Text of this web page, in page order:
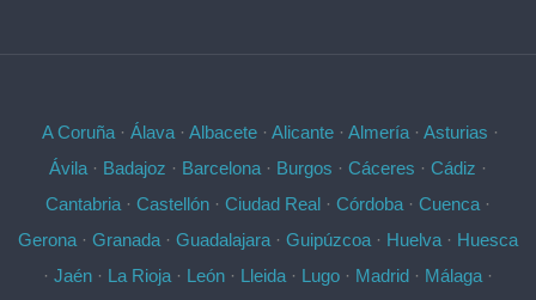
A Coruña· Álava· Albacete· Alicante· Almería· Asturias ·
Ávila · Badajoz · Barcelona · Burgos · Cáceres · Cádiz ·
Cantabria · Castellón · Ciudad Real · Córdoba · Cuenca ·
Gerona · Granada · Guadalajara · Guipúzcoa · Huelva · Huesca
· Jaén · La Rioja · León · Lleida · Lugo · Madrid · Málaga ·